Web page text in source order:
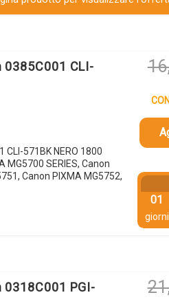
CLI-
571BK NERO 1800
SERIES, Canon
Canon PIXMA MG5752,
01
giorni
PGI-